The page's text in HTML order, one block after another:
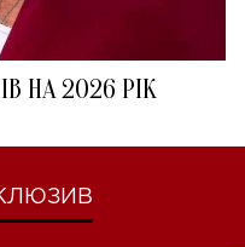
НА 2026 РІК